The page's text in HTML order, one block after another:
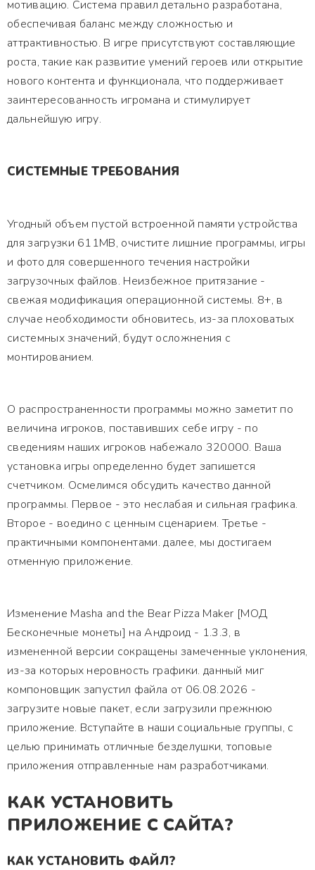
мотивацию. Система правил детально разработана,
обеспечивая баланс между сложностью и
аттрактивностью. В игре присутствуют составляющие
роста, такие как развитие умений героев или открытие
нового контента и функционала, что поддерживает
заинтересованность игромана и стимулирует
дальнейшую игру.
СИСТЕМНЫЕ ТРЕБОВАНИЯ
Угодный объем пустой встроенной памяти устройства
для загрузки 611MB, очистите лишние программы, игры
и фото для совершенного течения настройки
загрузочных файлов. Неизбежное притязание -
свежая модификация операционной системы. 8+, в
случае необходимости обновитесь, из-за плоховатых
системных значений, будут осложнения с
монтированием.
О распространенности программы можно заметит по
величина игроков, поставивших себе игру - по
сведениям наших игроков набежало 320000. Ваша
установка игры определенно будет запишется
счетчиком. Осмелимся обсудить качество данной
программы. Первое - это неслабая и сильная графика.
Второе - воедино с ценным сценарием. Третье -
практичными компонентами. далее, мы достигаем
отменную приложение.
Изменение Masha and the Bear Pizza Maker [МОД
Бесконечные монеты] на Андроид - 1.3.3, в
измененной версии сокращены замеченные уклонения,
из-за которых неровность графики. данный миг
компоновщик запустил файла от 06.08.2026 -
загрузите новые пакет, если загрузили прежнюю
приложение. Вступайте в наши социальные группы, с
целью принимать отличные безделушки, топовые
приложения отправленные нам разработчиками.
КАК УСТАНОВИТЬ
ПРИЛОЖЕНИЕ С САЙТА?
КАК УСТАНОВИТЬ ФАЙЛ?